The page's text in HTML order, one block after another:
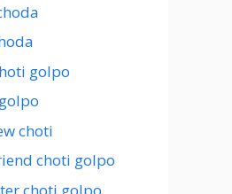
golpo
choti
choti golpo
choti golpo